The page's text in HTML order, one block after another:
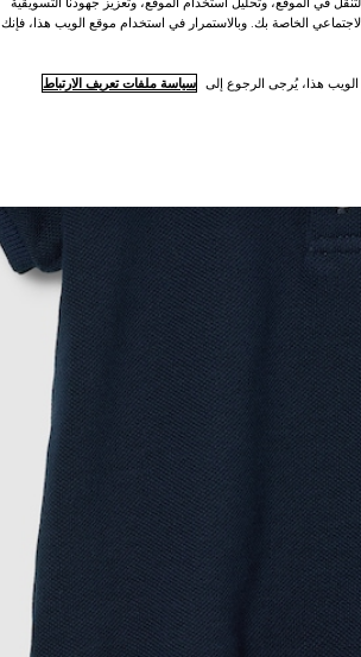
الخاصة بك. وبالاستمرار في استخدام موقع الويب هذا، فإنك
هذا، يُرجى الرجوع إلى سياسة ملفات تعريف الارتباط